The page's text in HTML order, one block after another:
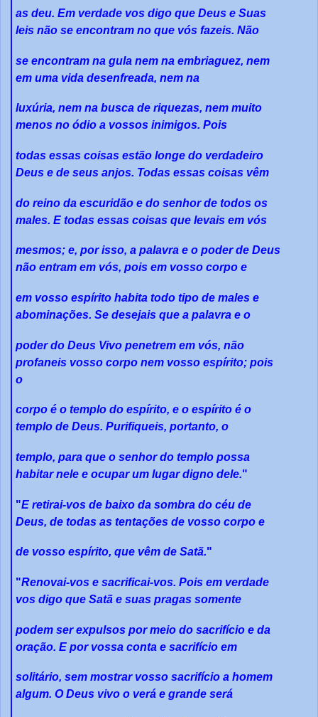
as deu. Em verdade vos digo que Deus e Suas
leis não se encontram no que vós fazeis. Não
se encontram na gula nem na embriaguez, nem
em uma vida desenfreada, nem na
luxúria, nem na busca de riquezas, nem muito
menos no ódio a vossos inimigos. Pois
todas essas coisas estão longe do verdadeiro
Deus e de seus anjos. Todas essas coisas vêm
do reino da escuridão e do senhor de todos os
males. E todas essas coisas que levais em vós
mesmos; e, por isso, a palavra e o poder de Deus
não entram em vós, pois em vosso corpo e
em vosso espírito habita todo tipo de males e
abominações. Se desejais que a palavra e o
poder do Deus Vivo penetrem em vós, não
profaneis vosso corpo nem vosso espírito; pois
o
corpo é o templo do espírito, e o espírito é o
templo de Deus. Purifiqueis, portanto, o
templo, para que o senhor do templo possa
habitar nele e ocupar um lugar digno dele."
"E retirai-vos de baixo da sombra do céu de
Deus, de todas as tentações de vosso corpo e
de vosso espírito, que vêm de Satã."
"Renovai-vos e sacrificai-vos. Pois em verdade
vos digo que Satã e suas pragas somente
podem ser expulsos por meio do sacrifício e da
oração. E por vossa conta e sacrifício em
solitário, sem mostrar vosso sacrifício a homem
algum. O Deus vivo o verá e grande será